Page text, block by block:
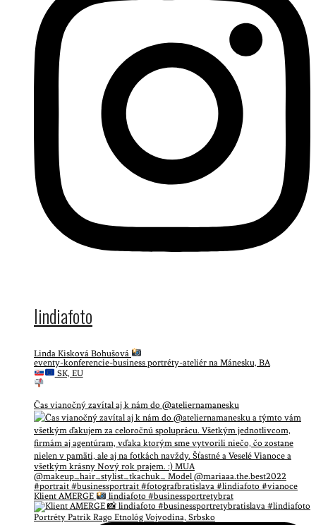
lindiafoto
Linda Kisková Bohušová
eventy-konferencie-business portréty-ateliér na Mánesku, BA
SK, EU
Čas vianočný zavítal aj k nám do @ateliernamanesku
Klient AMERGE lindiafoto #businessportretybrat
Portréty Patrik Rago Etnológ Vojvodina, Srbsko